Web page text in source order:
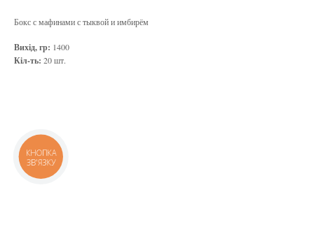
Бокс с мафинами с тыквой и имбирём
Вихід, гр: 1400
Кіл-ть: 20 шт.
КНОПКА
ЗВ'ЯЗКУ